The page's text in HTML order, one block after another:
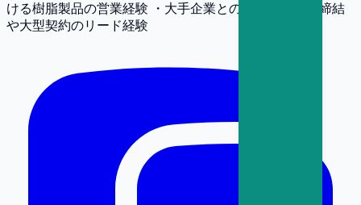
ける樹脂製品の営業経験 ・大手企業とのアライアンス締結
や大型契約のリード経験